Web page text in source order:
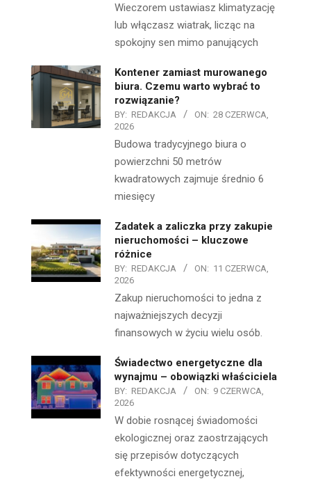
Wieczorem ustawiasz klimatyzację
lub włączasz wiatrak, licząc na
spokojny sen mimo panujących
Kontener zamiast murowanego
biura. Czemu warto wybrać to
rozwiązanie?
BY: REDAKCJA ON: 28 CZERWCA,
2026
Budowa tradycyjnego biura o
powierzchni 50 metrów
kwadratowych zajmuje średnio 6
miesięcy
Zadatek a zaliczka przy zakupie
nieruchomości – kluczowe
różnice
BY: REDAKCJA ON: 11 CZERWCA,
2026
Zakup nieruchomości to jedna z
najważniejszych decyzji
finansowych w życiu wielu osób.
Świadectwo energetyczne dla
wynajmu – obowiązki właściciela
BY: REDAKCJA ON: 9 CZERWCA,
2026
W dobie rosnącej świadomości
ekologicznej oraz zaostrzających
się przepisów dotyczących
efektywności energetycznej,